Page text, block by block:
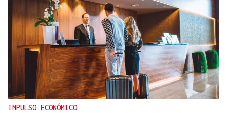
IMPULSO ECONÓMICO